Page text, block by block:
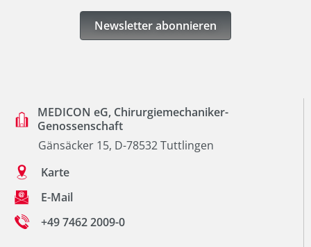
Newsletter abonnieren
MEDICON eG, Chirurgiemechaniker-
Genossenschaft
Gänsäcker 15, D-78532 Tuttlingen
Karte
E-Mail
+49 7462 2009-0